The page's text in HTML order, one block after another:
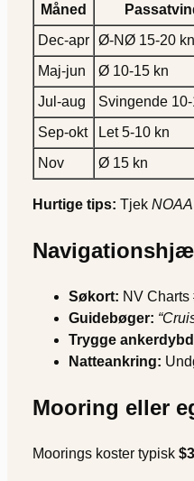
Måned
Dec-apr Ø-NØ 15-20 kn
Maj-jun
Ø 10-15 kn
Jul-aug
Svingende
Sep-okt
Let 5-10 kn
Nov
Ø 15 kn
Hurtige tips: Tjek
Søkort: NV
Guidebøger:
Trygge
Natteankring:
Mooring eller
Moorings koster typisk